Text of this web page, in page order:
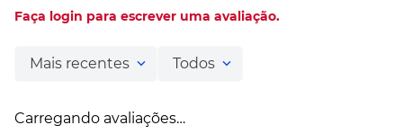
Faça login para escrever uma avaliação.
Mais recentes Todos
Carregando avaliações…